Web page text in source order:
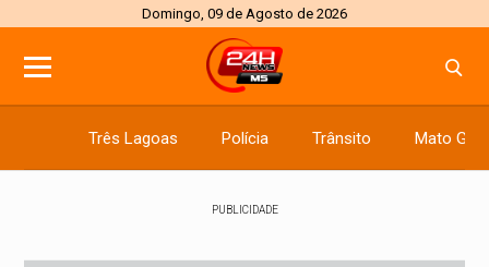
Domingo, 09 de Agosto de 2026
Três Lagoas Polícia Trânsito Mato
PUBLICIDADE